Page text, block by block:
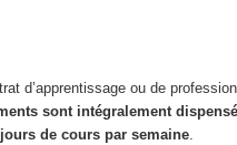
d’apprentissage ou de
sont intégralement
de cours par semaine.